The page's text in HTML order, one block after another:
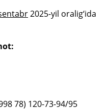
2025-yil oralig‘ida
78) 120-73-94/95